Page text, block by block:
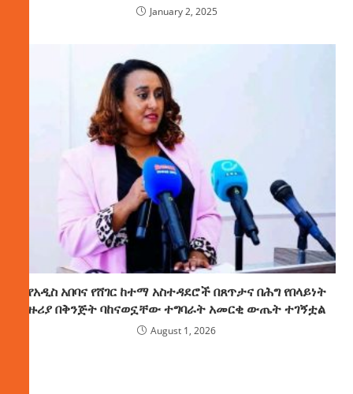
January 2, 2025
የአዲስ አበባና የሸገር ከተማ አስተዳደሮች በጸጥታና በሕግ የበላይነት
ዙሪያ በቅንጅት ባከናወኗቸው ተግባራት አመርቂ ውጤት ተገኝቷል
August 1, 2026